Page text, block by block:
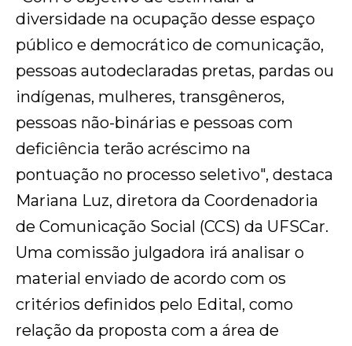
diversidade na ocupação desse espaço
público e democrático de comunicação,
pessoas autodeclaradas pretas, pardas ou
indígenas, mulheres, transgêneros,
pessoas não-binárias e pessoas com
deficiência terão acréscimo na
pontuação no processo seletivo", destaca
Mariana Luz, diretora da Coordenadoria
de Comunicação Social (CCS) da UFSCar.
Uma comissão julgadora irá analisar o
material enviado de acordo com os
critérios definidos pelo Edital, como
relação da proposta com a área de